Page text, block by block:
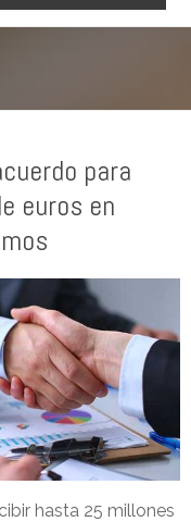
para
euros en
hasta 25 millones